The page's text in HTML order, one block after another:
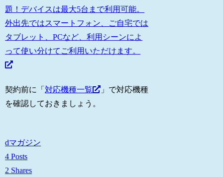
題！デバイスは最大5台まで利用可能。
外出先ではスマートフォン、ご自宅では
タブレット、PCなど、利用シーンによ
って使い分けてご利用いただけます。
契約前に「 対応機種一覧
」で対応機種
を確認しておきましょう。
dマガジン
4 Posts
2 Shares